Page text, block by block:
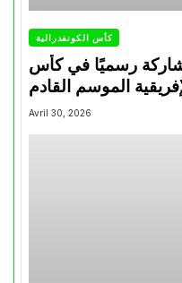
كأس الكونفدرالية
رسميًا في كأس
Avril 30, 2026